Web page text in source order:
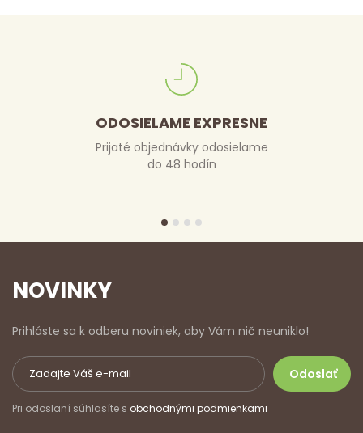
ODOSIELAME EXPRESNE
Prijaté objednávky odosielame
do 48 hodín
NOVINKY
Prihláste sa k odberu noviniek, aby Vám nič neuniklo!
Pri odoslaní súhlasíte s obchodnými podmienkami